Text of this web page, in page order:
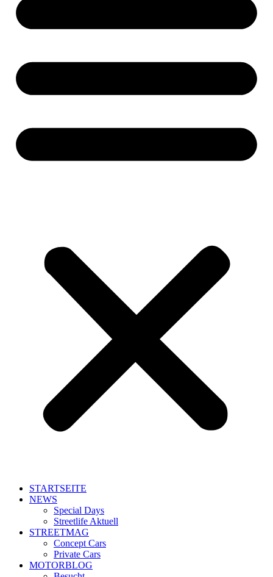
STARTSEITE
NEWS
Special Days
Streetlife Aktuell
STREETMAG
Concept Cars
Private Cars
MOTORBLOG